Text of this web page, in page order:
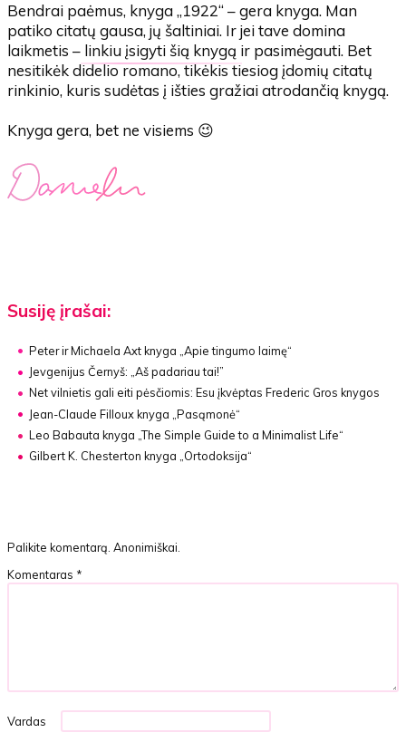
Bendrai paėmus, knyga „1922“ – gera knyga. Man
patiko citatų gausa, jų šaltiniai. Ir jei tave domina
laikmetis – linkiu įsigyti šią knygą ir pasimėgauti. Bet
nesitikėk didelio romano, tikėkis tiesiog įdomių citatų
rinkinio, kuris sudėtas į išties gražiai atrodančią knygą.
Knyga gera, bet ne visiems 😉
Susiję įrašai:
Peter ir Michaela Axt knyga „Apie tingumo laimę“
Jevgenijus Černyš: „Aš padariau tai!”
Net vilnietis gali eiti pėsčiomis: Esu įkvėptas Frederic Gros knygos
Jean-Claude Filloux knyga „Pasąmonė“
Leo Babauta knyga „The Simple Guide to a Minimalist Life“
Gilbert K. Chesterton knyga „Ortodoksija“
Palikite komentarą. Anonimiškai.
Komentaras *
Vardas